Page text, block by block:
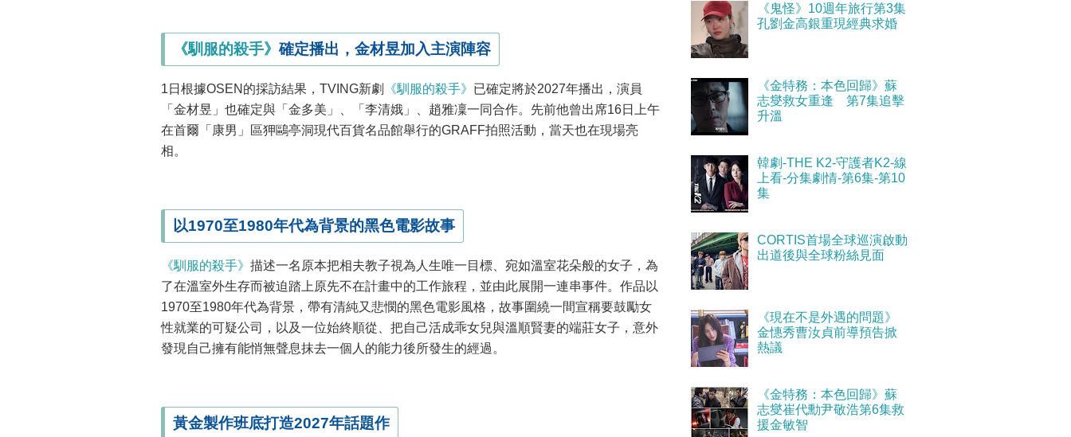
《馴服的殺手》確定播出，金材昱加入主演陣容
1日根據OSEN的採訪結果，TVING新劇 《馴服的殺手》 已確定將於2027年播出，演員
「金材昱」也確定與「金多美」、「李清娥」、趙雅凜一同合作。先前他曾出席16日上午
在首爾「康男」區狎鷗亭洞現代百貨名品館舉行的GRAFF拍照活動，當天也在現場亮
相。
以1970至1980年代為背景的黑色電影故事
《馴服的殺手》 描述一名原本把相夫教子視為人生唯一目標、宛如溫室花朵般的女子，為
了在溫室外生存而被迫踏上原先不在計畫中的工作旅程，並由此展開一連串事件。作品以
1970至1980年代為背景，帶有清純又悲憫的黑色電影風格，故事圍繞一間宣稱要鼓勵女
性就業的可疑公司，以及一位始終順從、把自己活成乖女兒與溫順賢妻的端莊女子，意外
發現自己擁有能悄無聲息抹去一個人的能力後所發生的經過。
黃金製作班底打造2027年話題作
《鬼怪》10週年旅行第3集
孔劉金高銀重現經典求婚
《金特務：本色回歸》蘇
志燮救女重逢 第7集追擊
升溫
韓劇-THE K2-守護者K2-線
上看-分集劇情-第6集-第10
集
CORTIS首場全球巡演啟動
出道後與全球粉絲見面
《現在不是外遇的問題》
金憓秀曹汝貞前導預告掀
熱議
《金特務：本色回歸》蘇
志燮崔代勳尹敬浩第6集救
援金敏智